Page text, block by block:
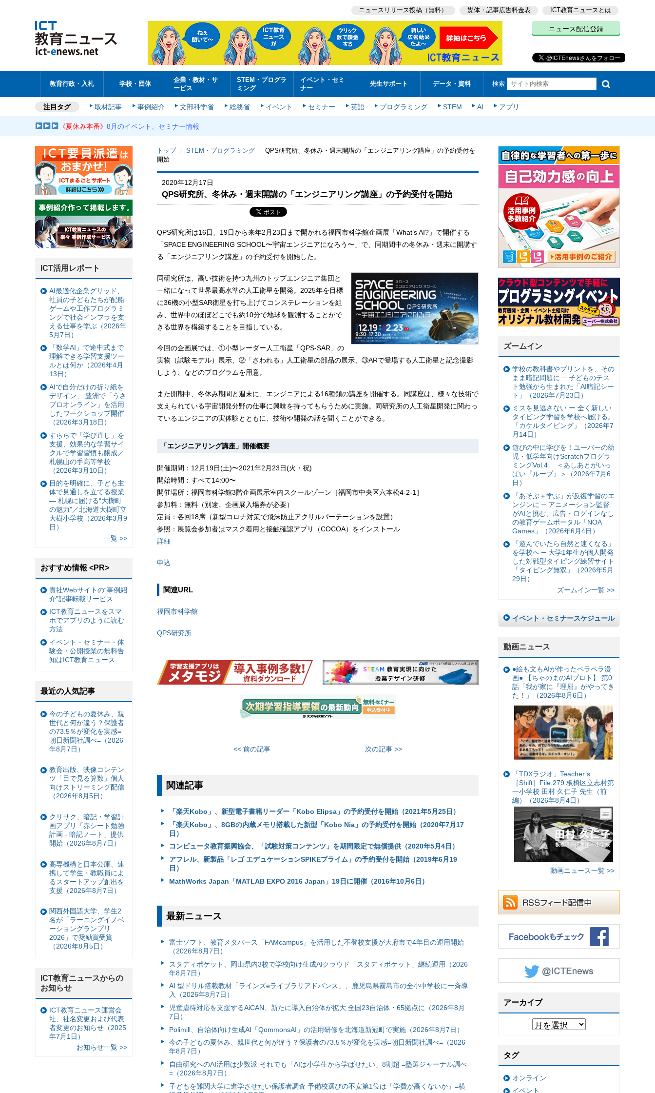
ニュースリリース投稿（無料） 媒体・記事広告料金表 ICT教育ニュースとは
ニュース配信登録
教育行政・入札 学校・団体
企業・教材・サ
ービス
STEM・プログラ
ミング
イベント・セミ
ナー
先生サポート データ・資料 検索
注目タグ 取材記事 事例紹介 文部科学省 総務省 イベント セミナー 英語 プログラミング STEM AI アプリ
《夏休み本番》8月のイベント、セミナー情報
トップ STEM・プログラミング
QPS研究所、冬休み・週末開講の「エンジニアリング講座」の予約受付を
開始
2020年12月17日
QPS研究所、冬休み・週末開講の「エンジニアリング講座」の予約受付を開始
QPS研究所は16日、19日から来年2月23日まで開かれる福岡市科学館企画展「What’s AI?」で開催する
「SPACE ENGINEERING SCHOOL〜宇宙エンジニアになろう〜」で、同期間中の冬休み・週末に開講す
る「エンジニアリング講座」の予約受付を開始した。
同研究所は、高い技術を持つ九州のトップエンジニア集団と
一緒になって世界最高水準の人工衛星を開発。2025年を目標
に36機の小型SAR衛星を打ち上げてコンステレーションを組
み、世界中のほぼどこでも約10分で地球を観測することがで
きる世界を構築することを目指している。
今回の企画展では、①小型レーダー人工衛星「QPS-SAR」の
実物（試験モデル）展示、②「さわれる」人工衛星の部品の展示、③ARで登場する人工衛星と記念撮影
しよう、などのプログラムを用意。
また開期中、冬休み期間と週末に、エンジニアによる16種類の講座を開催する。同講座は、様々な技術で
支えられている宇宙開発分野の仕事に興味を持ってもらうために実施。同研究所の人工衛星開発に関わっ
ているエンジニアの実体験とともに、技術や開発の話を聞くことができる。
「エンジニアリング講座」開催概要
開催期間：12月19日(土)〜2021年2月23日(火・祝)
開始時間：すべて14:00〜
開催場所：福岡市科学館3階企画展示室内スクールゾーン［福岡市中央区六本松4‐2‐1］
参加料：無料（別途、企画展入場券が必要）
定員：各回18席（新型コロナ対策で飛沫防止アクリルパーテーションを設置）
参照：展覧会参加者はマスク着用と接触確認アプリ（COCOA）をインストール
詳細
申込
関連URL
福岡市科学館
QPS研究所
<< 前の記事 次の記事 >>
関連記事
「楽天Kobo」、新型電子書籍リーダー「Kobo Elipsa」の予約受付を開始（2021年5月25日）
「楽天Kobo」、8GBの内蔵メモリ搭載した新型「Kobo Nia」の予約受付を開始（2020年7月17
日）
コンピュータ教育振興協会、「試験対策コンテンツ」を期間限定で無償提供（2020年5月4日）
アフレル、新製品「レゴ エデュケーションSPIKEプライム」の予約受付を開始（2019年6月19
日）
MathWorks Japan「MATLAB EXPO 2016 Japan」19日に開催（2016年10月6日）
最新ニュース
富⼠ソフト、教育メタバース「FAMcampus」を活用した不登校支援が大府市で4年目の運用開始
（2026年8月7日）
スタディポケット、岡山県内3校で学校向け生成AIクラウド「スタディポケット」継続運用（2026
年8月7日）
AI 型ドリル搭載教材「ラインズeライブラリアドバンス」、鹿児島県霧島市の全小中学校に一斉導
入（2026年8月7日）
児童虐待対応を支援するAiCAN、新たに導入自治体が拡大 全国23自治体・65拠点に（2026年8月
7日）
Polimill、自治体向け生成AI「QommonsAI」の活用研修を北海道新冠町で実施（2026年8月7日）
今の子どもの夏休み、親世代と何が違う？保護者の73.5％が変化を実感=朝日新聞社調べ=（2026
年8月7日）
自由研究へのAI活用は少数派-それでも「AIは小学生から学ばせたい」8割超 =塾選ジャーナル調べ
=（2026年8月7日）
子どもを難関大学に進学させたい保護者調査 予備校選びの不安第1位は「学費が高くないか」=横
ズームイン
学校の教科書やプリントを、その
まま暗記問題に ─ 子どものテス
ト勉強から生まれた「AI暗記シー
ト」（2026年7月23日）
ミスを見逃さない ー 全く新しい
タイピング学習を学校へ届ける。
「カケルタイピング」（2026年7
月14日）
遊びの中に学びを！ユーバーの幼
児・低学年向けScratchプログラ
ミングVol.4 ＜あしあとがいっ
ぱい『ループ』＞（2026年7月6
日）
「あそぶ＋学ぶ」が反復学習のエ
ンジンに ─ アニメーション監督
がAIと挑む、広告・ログインなし
の教育ゲームポータル「NOA
Games」（2026年6月4日）
「遊んでいたら自然と速くなる」
を学校へ ─ 大学1年生が個人開発
した対戦型タイピング練習サイト
「タイピング無双」（2026年5月
29日）
ズームイン一覧 >>
イベント・セミナースケジュール
動画ニュース
●絵も文もAIが作ったペラペラ漫
画● 【ちゃのまのAIプロト】 第0
話「我が家に『理屈』がやってき
た！」（2026年8月6日）
「TDXラジオ」Teacher’s
［Shift］File.279 板橋区立志村第
一小学校 田村 久仁子 先生（前
編）（2026年8月4日）
動画ニュース一覧 >>
アーカイブ
タグ
オンライン
イベント
ICT活用レポート
AI最適化企業グリッド、
社員の子どもたちが配船
ゲームや工作プログラミ
ングで社会インフラを支
える仕事を学ぶ（2026年
5月7日）
「数学AI」で途中式まで
理解できる学習支援ツー
ルとは何か（2026年4月
13日）
AIで自分だけの折り紙を
デザイン、 豊洲で「うさ
プロオンライン」を活用
したワークショップ開催
（2026年3月18日）
すららで「学び直し」を
支援、効果的な学習サイ
クルで学習習慣も醸成／
札幌山の手高等学校
（2026年3月10日）
目的を明確に、子ども主
体で見通しを立てる授業
— 札幌に届ける“大樹町
の魅力”／北海道大樹町立
大樹小学校（2026年3月9
日）
一覧 >>
おすすめ情報 <PR>
貴社Webサイトの“事例紹
介”記事転載サービス
ICT教育ニュースをスマ
ホでアプリのように読む
方法
イベント・セミナー・体
験会・公開授業の無料告
知はICT教育ニュース
最近の人気記事
今の子どもの夏休み、親
世代と何が違う？保護者
の73.5％が変化を実感=
朝日新聞社調べ=（2026
年8月7日）
教育出版、映像コンテン
ツ「目で見る算数」個人
向けストリーミング配信
（2026年8月5日）
クリサク、暗記・学習計
画アプリ「赤シート勉強
計画 - 暗記ノート」提供
開始（2026年8月7日）
高専機構と日本公庫、連
携して学生・教職員によ
るスタートアップ創出を
支援（2026年8月7日）
関西外国語大学、学生2
名が「ラーニングイノベ
ーショングランプリ
2026」で奨励賞受賞
（2026年8月5日）
ICT教育ニュースからの
お知らせ
ICT教育ニュース運営会
社、社名変更および代表
者変更のお知らせ（2025
年7月1日）
お知らせ一覧 >>